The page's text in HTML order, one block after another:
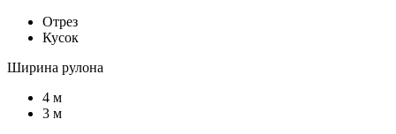
Отрез
Кусок
Ширина рулона
4 м
3 м